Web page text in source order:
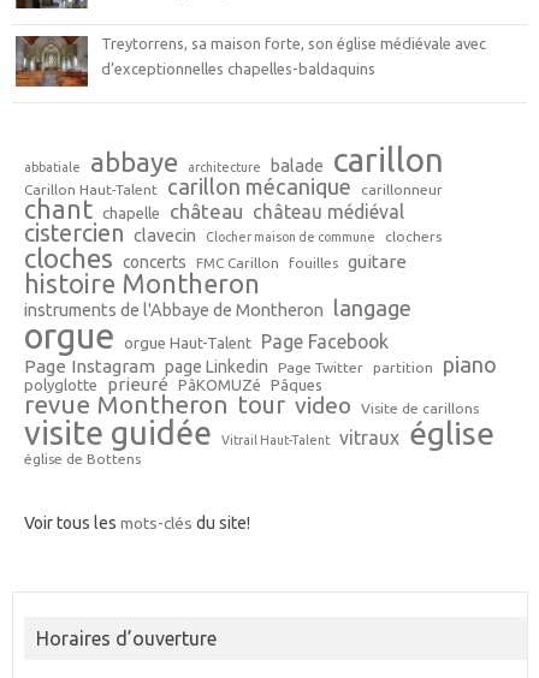
Treytorrens, sa maison forte, son église médiévale avec
d’exceptionnelles chapelles-baldaquins
abbatiale abbaye architecture balade carillon
Carillon Haut-Talent carillon mécanique carillonneur
chant chapelle château château médiéval
cistercien clavecin Clocher maison de commune clochers
cloches concerts FMC Carillon fouilles guitare
histoire Montheron
instruments de l'Abbaye de Montheron langage
orgue orgue Haut-Talent Page Facebook
Page Instagram page Linkedin Page Twitter partition piano
polyglotte prieuré PâKOMUZé Pâques
revue Montheron tour video Visite de carillons
visite guidée Vitrail Haut-Talent vitraux église
église de Bottens
Voir tous les mots-clés du site!
Horaires d’ouverture